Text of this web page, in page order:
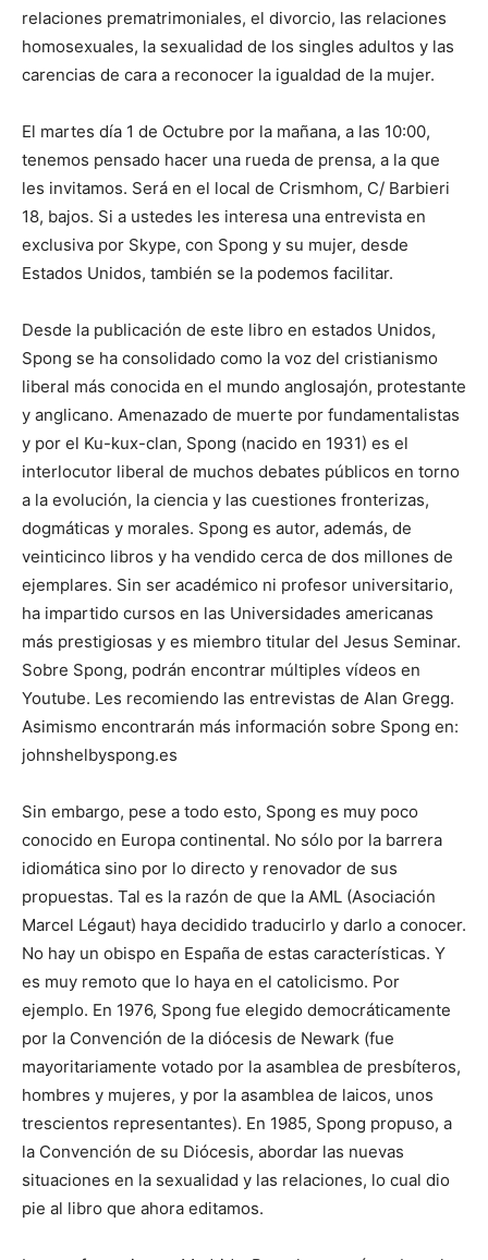
relaciones prematrimoniales, el divorcio, las relaciones
homosexuales, la sexualidad de los singles adultos y las
carencias de cara a reconocer la igualdad de la mujer.
El martes día 1 de Octubre por la mañana, a las 10:00,
tenemos pensado hacer una rueda de prensa, a la que
les invitamos. Será en el local de Crismhom, C/ Barbieri
18, bajos. Si a ustedes les interesa una entrevista en
exclusiva por Skype, con Spong y su mujer, desde
Estados Unidos, también se la podemos facilitar.
Desde la publicación de este libro en estados Unidos,
Spong se ha consolidado como la voz del cristianismo
liberal más conocida en el mundo anglosajón, protestante
y anglicano. Amenazado de muerte por fundamentalistas
y por el Ku-kux-clan, Spong (nacido en 1931) es el
interlocutor liberal de muchos debates públicos en torno
a la evolución, la ciencia y las cuestiones fronterizas,
dogmáticas y morales. Spong es autor, además, de
veinticinco libros y ha vendido cerca de dos millones de
ejemplares. Sin ser académico ni profesor universitario,
ha impartido cursos en las Universidades americanas
más prestigiosas y es miembro titular del Jesus Seminar.
Sobre Spong, podrán encontrar múltiples vídeos en
Youtube. Les recomiendo las entrevistas de Alan Gregg.
Asimismo encontrarán más información sobre Spong en:
johnshelbyspong.es
Sin embargo, pese a todo esto, Spong es muy poco
conocido en Europa continental. No sólo por la barrera
idiomática sino por lo directo y renovador de sus
propuestas. Tal es la razón de que la AML (Asociación
Marcel Légaut) haya decidido traducirlo y darlo a conocer.
No hay un obispo en España de estas características. Y
es muy remoto que lo haya en el catolicismo. Por
ejemplo. En 1976, Spong fue elegido democráticamente
por la Convención de la diócesis de Newark (fue
mayoritariamente votado por la asamblea de presbíteros,
hombres y mujeres, y por la asamblea de laicos, unos
trescientos representantes). En 1985, Spong propuso, a
la Convención de su Diócesis, abordar las nuevas
situaciones en la sexualidad y las relaciones, lo cual dio
pie al libro que ahora editamos.